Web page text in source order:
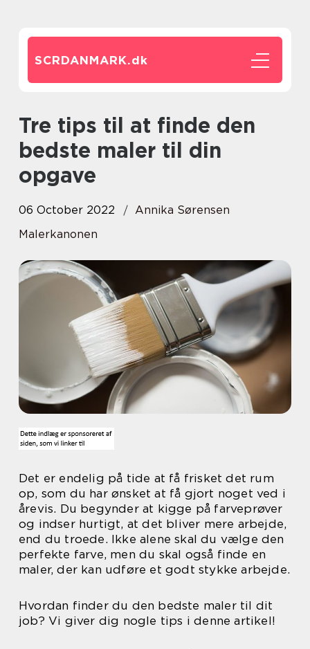
SCRDANMARK.dk
Tre tips til at finde den
bedste maler til din
opgave
06 October 2022
Annika Sørensen
Malerkanonen
Det er endelig på tide at få frisket det rum
op, som du har ønsket at få gjort noget ved i
årevis. Du begynder at kigge på farveprøver
og indser hurtigt, at det bliver mere arbejde,
end du troede. Ikke alene skal du vælge den
perfekte farve, men du skal også finde en
maler, der kan udføre et godt stykke arbejde.
Hvordan finder du den bedste maler til dit
job? Vi giver dig nogle tips i denne artikel!